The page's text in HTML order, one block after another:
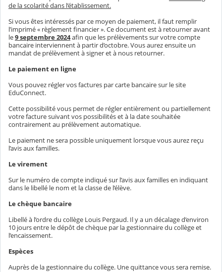
de la scolarité dans l’établissement.
Si vous êtes intéressés par ce moyen de paiement, il faut remplir
l’imprimé « règlement financier ». Ce document est à retourner avant
le9 septembre 2024afin que les prélèvements sur votre compte
bancaire interviennent à partir d’octobre. Vous aurez ensuite un
mandat de prélèvement à signer et à nous retourner.
Le paiement en ligne
Vous pouvez régler vos factures par carte bancaire sur le site
EduConnect.
Cette possibilité vous permet de régler entièrement ou partiellement
votre facture suivant vos possibilités et à la date souhaitée
contrairement au prélèvement automatique.
Le paiement ne sera possible uniquement lorsque vous aurez reçu
l’avis aux familles.
Le virement
Sur le numéro de compte indiqué sur l’avis aux familles en indiquant
dans le libellé le nom et la classe de l’élève.
Le chèque bancaire
Libellé à l’ordre du collège Louis Pergaud. Il y a un décalage d’environ
10 jours entre le dépôt de chèque par la gestionnaire du collège et
l’encaissement.
Espèces
Auprès de la gestionnaire du collège. Une quittance vous sera remise.